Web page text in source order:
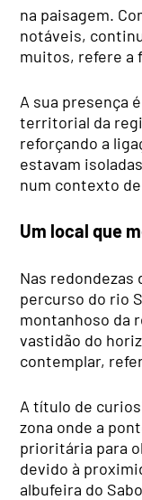
na paisagem.
notáveis,
muitos, refere a
A sua presença
territorial da
reforçando a
estavam
num contexto
Um local que
Nas redondezas
percurso do rio
montanhoso da
vastidão do
contemplar,
A título de
zona onde a
prioritária para
devido à
albufeira do